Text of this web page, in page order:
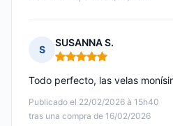
S
SUSANNA S.
Nota: 5 de 5
Publicado el 22/02/2026 à 15h40
tras una compra de 16/02/2026
Todo perfecto, las velas